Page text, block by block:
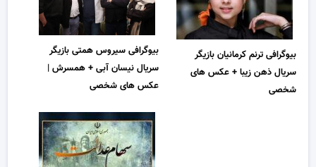
بیوگرافی ترنم کرمانیان بازیگر
سریال ذهن زیبا + عکس های
شخصی
بیوگرافی سیروس همتی بازیگر
سریال نیسان آبی + همسرش |
عکس های شخصی